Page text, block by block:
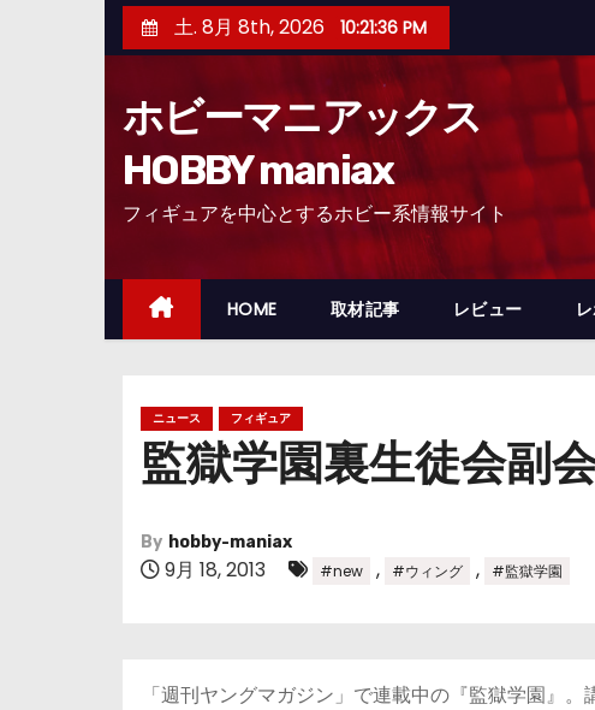
ン
ッ
土. 8月 8th, 2026 10:21:37 PM
ホビーマニアックス
HOBBY maniax
フィギュアを中心とするホビー系情報サイト
HOME 取材記事 レビュー
ニュース フィギュア
監獄学園裏生徒会副
By hobby-maniax
9月 18, 2013 #new , #ウィング , #監獄学園
「週刊ヤングマガジン」で連載中の『監獄学園』